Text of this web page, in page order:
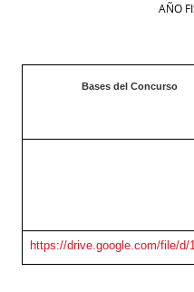
AÑO
Bases del Concurso
https://drive.google.com/file/